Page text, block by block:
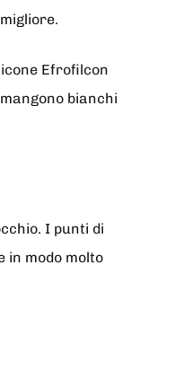
Efrofilcon
bianchi
I punti di
in modo molto